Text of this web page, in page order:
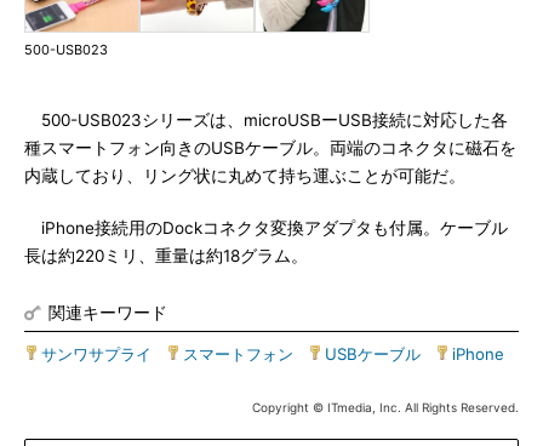
500-USB023
500-USB023シリーズは、microUSBーUSB接続に対応した各
種スマートフォン向きのUSBケーブル。両端のコネクタに磁石を
内蔵しており、リング状に丸めて持ち運ぶことが可能だ。
iPhone接続用のDockコネクタ変換アダプタも付属。ケーブル
長は約220ミリ、重量は約18グラム。
関連キーワード
サンワサプライ スマートフォン USBケーブル iPhone
Copyright © ITmedia, Inc. All Rights Reserved.